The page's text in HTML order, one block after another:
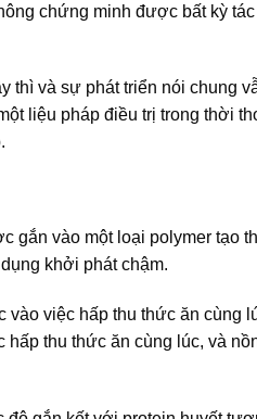
chứng minh được bất kỳ
thì và sự phát triển nói chung
liệu pháp điều trị trong thời
gắn vào một loại polymer tạo
khởi phát chậm.
việc hấp thu thức ăn cùng
thu thức ăn cùng lúc, và